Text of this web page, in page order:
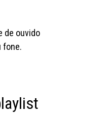
de ouvido
fone.
#lojayoucom #fashiontok